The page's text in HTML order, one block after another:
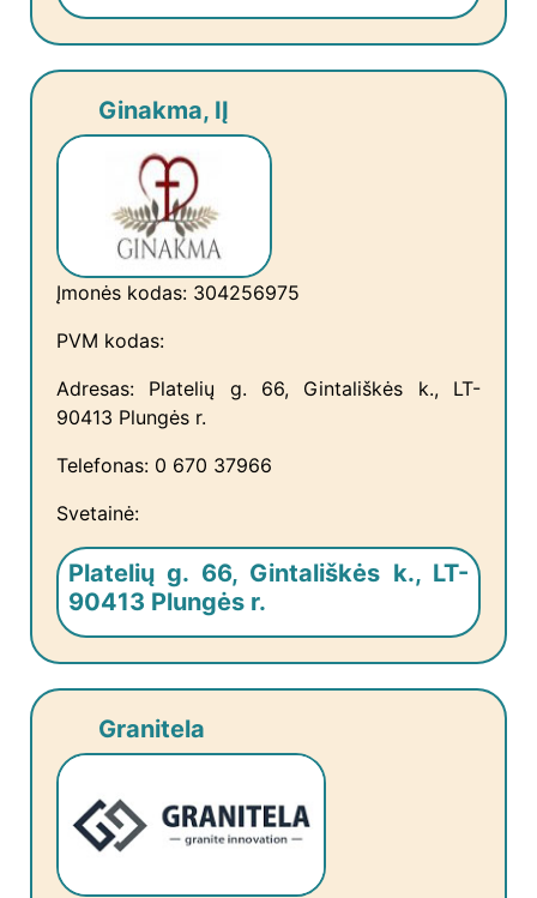
Ginakma, IĮ
Įmonės kodas: 304256975
PVM kodas:
Adresas: Platelių g. 66, Gintališkės k., LT-
90413 Plungės r.
Telefonas: 0 670 37966
Svetainė:
Platelių g. 66, Gintališkės k., LT-
90413 Plungės r.
Granitela